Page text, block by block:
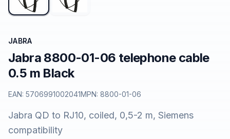
JABRA
Jabra 8800-01-06 telephone cable
0.5 m Black
EAN: 5706991002041MPN: 8800-01-06
Jabra QD to RJ10, coiled, 0,5-2 m, Siemens
compatibility